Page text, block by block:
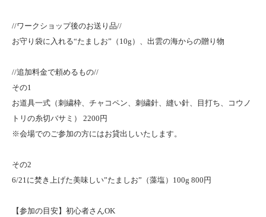
//ワークショップ後のお送り品//
お守り袋に入れる“たましお”（10g）、出雲の海からの贈り物
//追加料金で頼めるもの//
その1
お道具一式（刺繍枠、チャコペン、刺繍針、縫い針、目打ち、コウノ
トリの糸切バサミ） 2200円
※会場でのご参加の方にはお貸出しいたします。
その2
6/21に焚き上げた美味しい”たましお”（藻塩）100g 800円
【参加の目安】初心者さんOK